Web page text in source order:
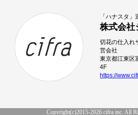
「ハナスタ」
株式会社
切花の仕入れ
営会社
東京都江東
4F
https://
Copyright(c)2015-2026 cifra inc. All